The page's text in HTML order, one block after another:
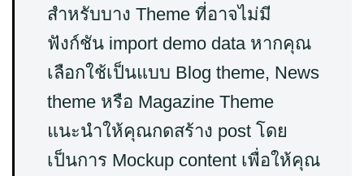
สำหรับบาง Theme ที่อาจไม่มี
ฟังก์ชัน import demo data หากคุณ
เลือกใช้เป็นแบบ Blog theme, News
theme หรือ Magazine Theme
แนะนำให้คุณกดสร้าง post โดย
เป็นการ Mockup content เพื่อให้คุณ